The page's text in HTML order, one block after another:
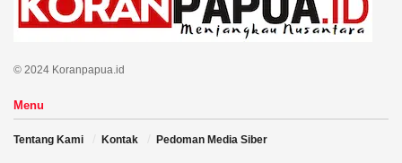
© 2024 Koranpapua.id
Menu
Tentang Kami Kontak Pedoman Media Siber